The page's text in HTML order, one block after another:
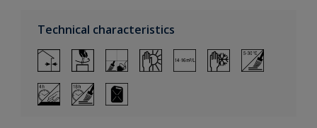
Technical characteristics